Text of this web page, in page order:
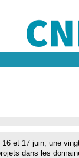
16 et 17 juin, une
dans les